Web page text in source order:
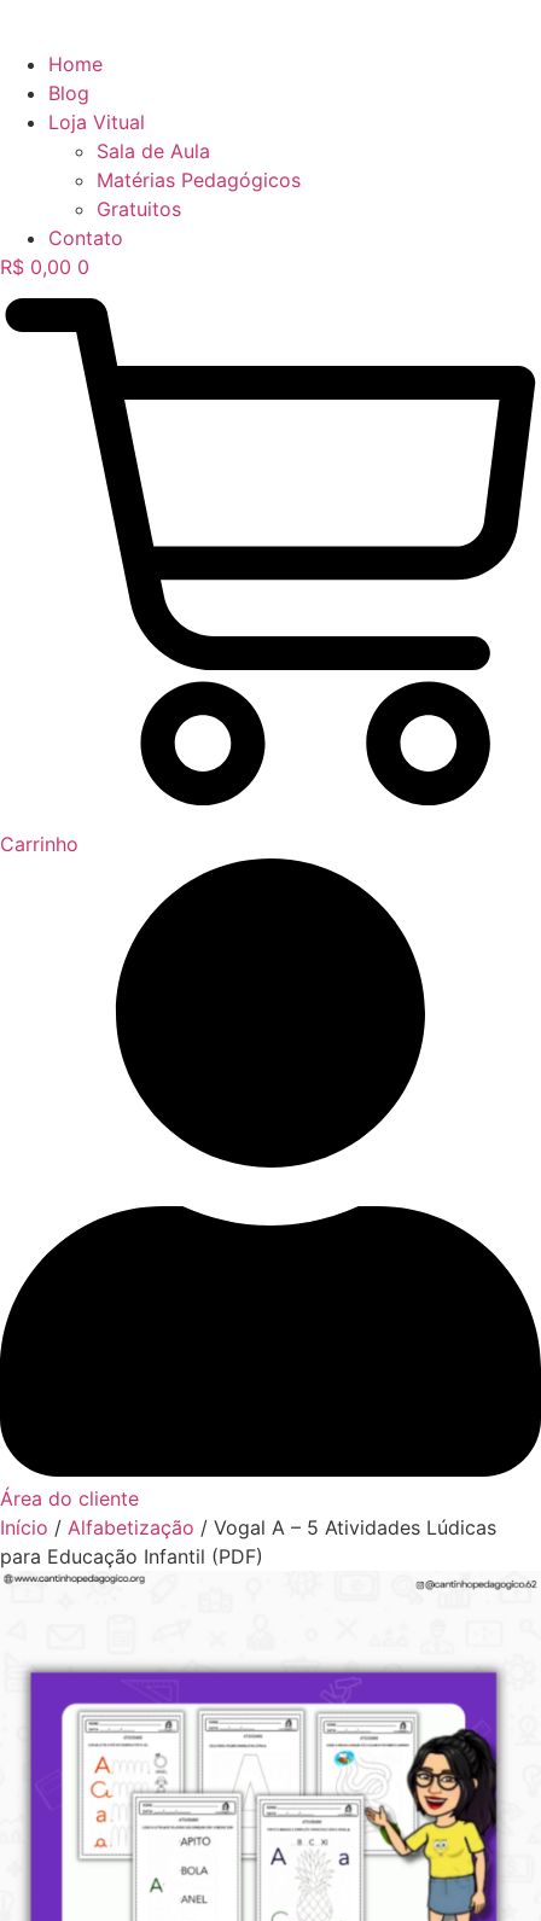
Home
Blog
Loja Vitual
Sala de Aula
Matérias Pedagógicos
Gratuitos
Contato
R$ 0,00 0
Carrinho
Área do cliente
Início / Alfabetização / Vogal A – 5 Atividades Lúdicas
para Educação Infantil (PDF)